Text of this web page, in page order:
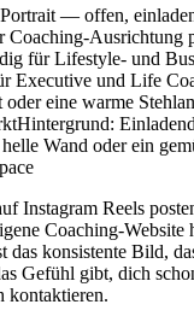
— offen,
Coaching-Ausrichtung
für Lifestyle- und
Executive und Life
oder eine warme
Wand oder ein
Instagram Reels
Coaching-Website
das konsistente Bild,
Gefühl gibt, dich
kontaktieren.